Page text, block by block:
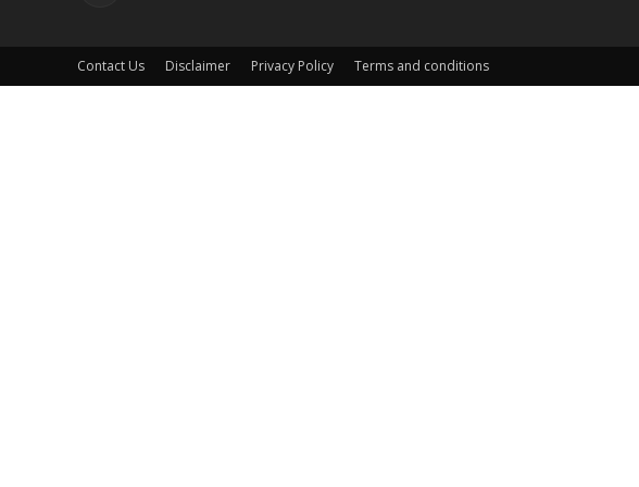
Contact Us Disclaimer Privacy Policy Terms and conditions